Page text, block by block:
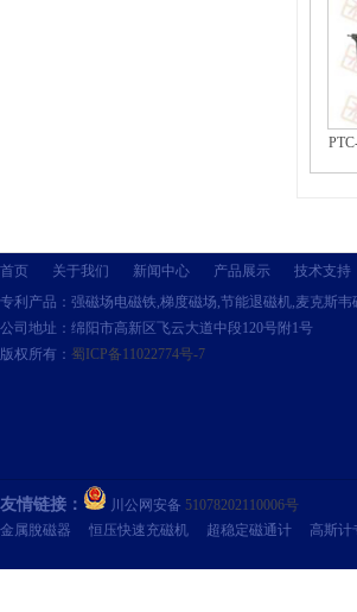
首页 关于我们 新闻中心 产品展示 技术支持
专利产品：强磁场电磁铁,梯度磁场,节能退磁机,麦克斯
公司地址：绵阳市高新区飞云大道中段120号附1号
版权所有： 蜀ICP备11022774号-7
友情链接： 川公网安备 51078202110006号
金属脫磁器
恒压快速充磁机 超稳定磁通计 高斯计